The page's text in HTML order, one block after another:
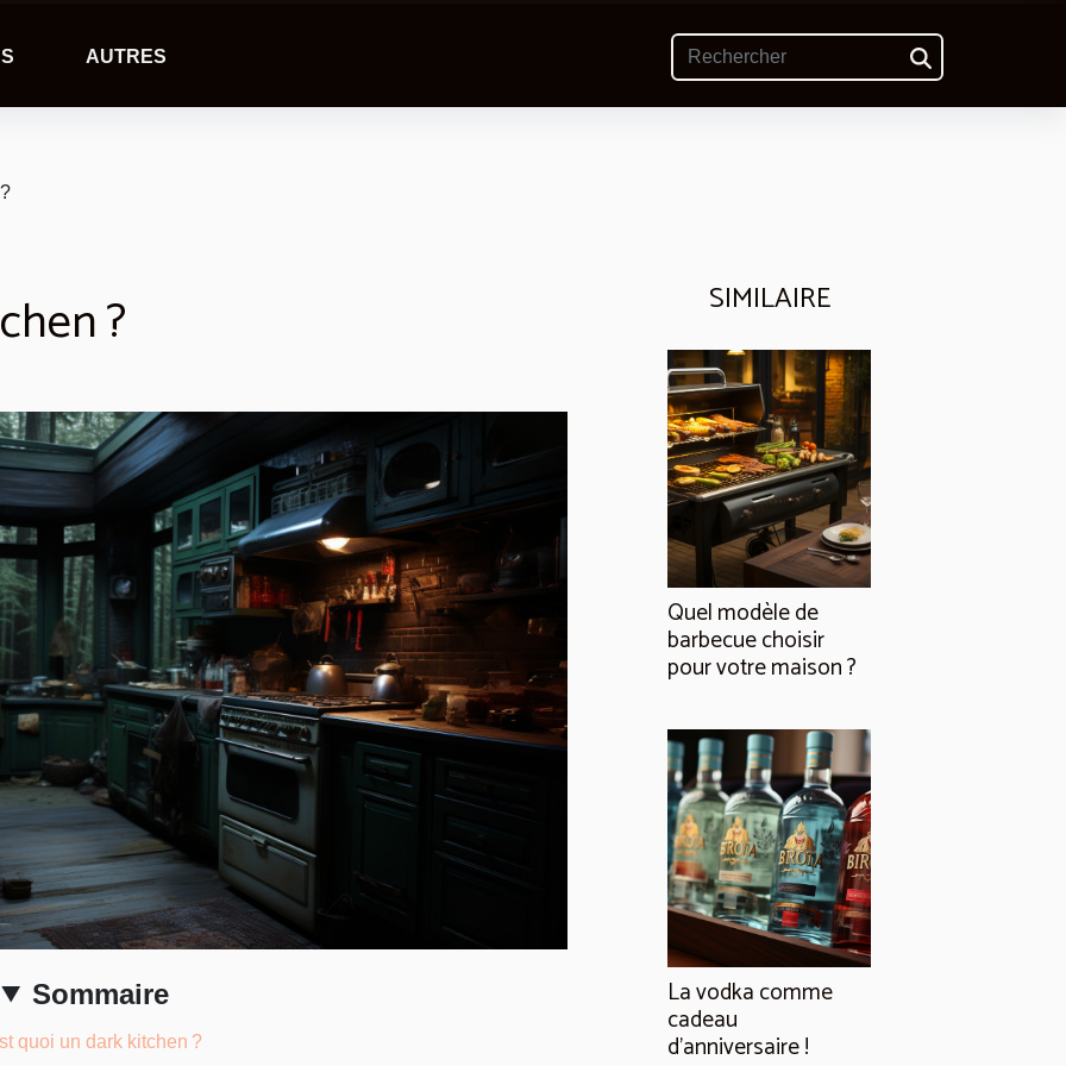
AUTRES
?
Sommaire
quoi un dark kitchen ?
SIMILAIRE
Quel modèle de
barbecue choisir
pour votre maison ?
La vodka comme
cadeau
d'anniversaire !